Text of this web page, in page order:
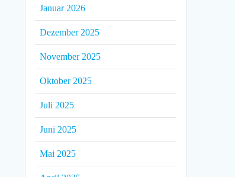
Januar 2026
Dezember 2025
November 2025
Oktober 2025
Juli 2025
Juni 2025
Mai 2025